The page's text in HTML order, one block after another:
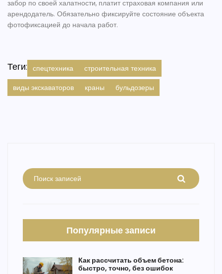
забор по своей халатности, платит страховая компания или
арендодатель. Обязательно фиксируйте состояние объекта
фотофиксацией до начала работ.
Теги: спецтехника
строительная техника
виды экскаваторов
краны бульдозеры
Популярные записи
Как рассчитать объем бетона:
быстро, точно, без ошибок